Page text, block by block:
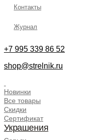
Контакты
Журнал
+7 995 339 86 52
shop@strelnik.ru
Новинки
Все товары
Скидки
Сертификат
Украшения